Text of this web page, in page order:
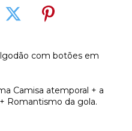
com botões em
Camisa atemporal + a
Romantismo da gola.